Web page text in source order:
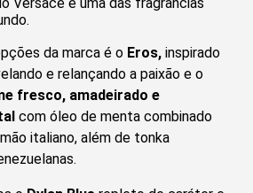
da marca é o Eros, inspirado
e relançando a paixão e o
fresco, amadeirado e
com óleo de menta combinado
italiano, além de tonka